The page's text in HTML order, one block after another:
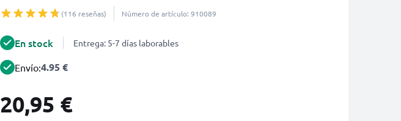
(116 reseñas) Número de artículo: 910089
En stock Entrega: 5-7 días laborables
Envío:4.95 €
20,95 €